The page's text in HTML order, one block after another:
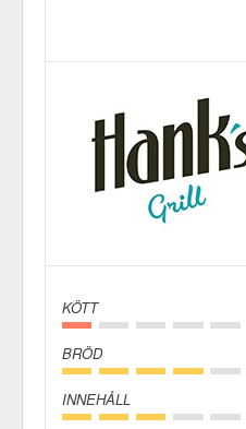
KÖTT
BRÖD
INNEHÅLL